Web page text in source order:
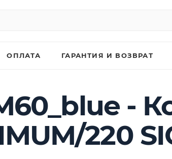
ОПЛАТА ГАРАНТИЯ И ВОЗВРАТ
-
220